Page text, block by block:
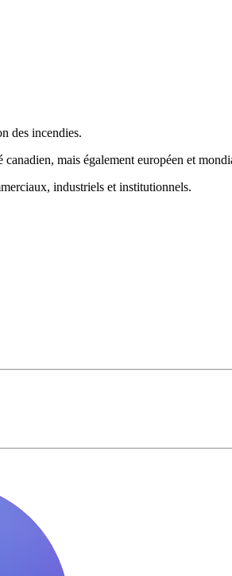
des incendies.
canadien, mais également européen et
industriels et institutionnels.